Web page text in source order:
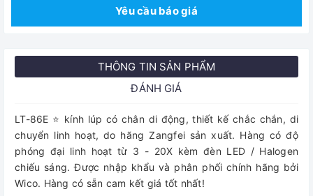
Yêu cầu báo giá
THÔNG TIN SẢN PHẨM
ĐÁNH GIÁ
LT-86E ⭐ kính lúp có chân di động, thiết kế chắc chắn, di
chuyển linh hoạt, do hãng Zangfei sản xuất. Hàng có độ
phóng đại linh hoạt từ 3 - 20X kèm đèn LED / Halogen
chiếu sáng. Được nhập khẩu và phân phối chính hãng bởi
Wico. Hàng có sẵn cam kết giá tốt nhất!